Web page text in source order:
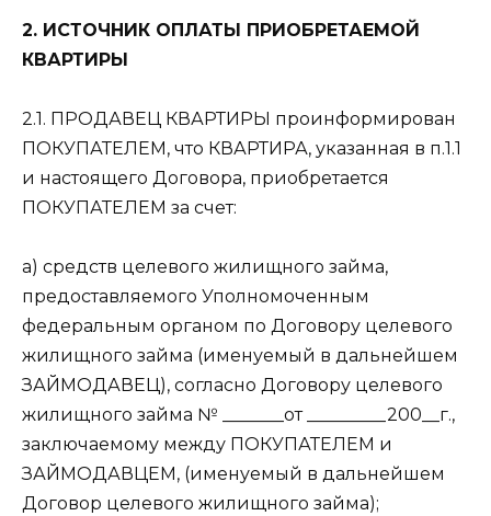
2. ИСТОЧНИК ОПЛАТЫ ПРИОБРЕТАЕМОЙ
КВАРТИРЫ
2.1. ПРОДАВЕЦ КВАРТИРЫ проинформирован
ПОКУПАТЕЛЕМ, что КВАРТИРА, указанная в п.1.1
и настоящего Договора, приобретается
ПОКУПАТЕЛЕМ за счет:
а) средств целевого жилищного займа,
предоставляемого Уполномоченным
федеральным органом по Договору целевого
жилищного займа (именуемый в дальнейшем
ЗАЙМОДАВЕЦ), согласно Договору целевого
жилищного займа № _______от _________200__г.,
заключаемому между ПОКУПАТЕЛЕМ и
ЗАЙМОДАВЦЕМ, (именуемый в дальнейшем
Договор целевого жилищного займа);